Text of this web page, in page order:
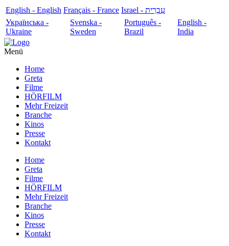
English - English Français - France
עִבְרִית - Israel
Українська -
Ukraine
Svenska -
Sweden
Português -
Brazil
English -
India
Menü
Home
Greta
Filme
HÖRFILM
Mehr Freizeit
Branche
Kinos
Presse
Kontakt
Home
Greta
Filme
HÖRFILM
Mehr Freizeit
Branche
Kinos
Presse
Kontakt